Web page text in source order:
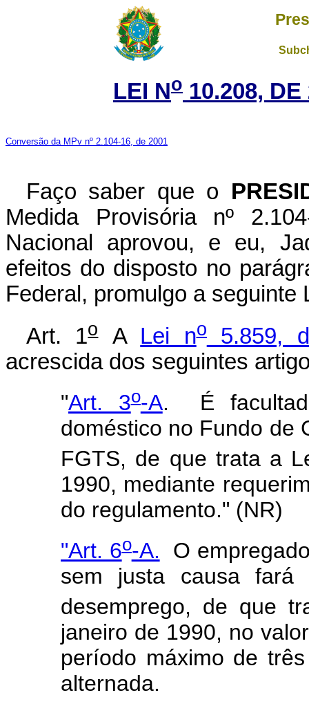
LEI No 10.208,
Conversão da MPv nº 2.104-16, de 2001
Faço saber que o
Medida Provisória nº
Nacional aprovou, e eu,
efeitos do disposto no
Federal, promulgo a seguinte
Art. 1oA Lei no5.859,
acrescida dos seguintes
"Art. 3o-A. É
doméstico no Fundo de
FGTS, de que trata a
1990, mediante
do regulamento." (NR)
"Art. 6o-A. O
sem justa causa
desemprego, de que
janeiro de 1990, no
período máximo de
alternada.